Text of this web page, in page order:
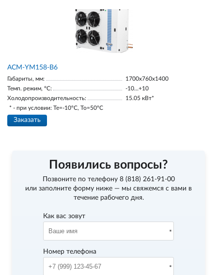
АСМ-YM158-В6
Габариты, мм:
1700х760х1400
Темп. режим, °С:
-10…+10
Холодопроизводительность:
15.05 кВт*
* - при условии: Te=-10ºC, To=50ºC
Заказать
Появились вопросы?
Позвоните по телефону 8 (818) 261-91-00
или заполните форму ниже — мы свяжемся с вами в
течение рабочего дня.
Как вас зовут
Номер телефона